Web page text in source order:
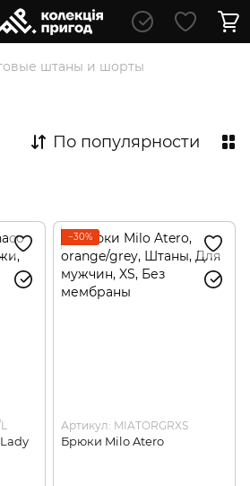
штаны и шорты
По популярности
−30%
Артикул: MIATORGRXS
Брюки Milo Atero